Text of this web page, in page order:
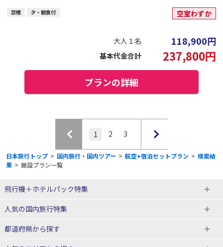
禁煙 夕・朝食付 空室わずか
大人１名 118,900円
基本代金合計 237,800円
プランの詳細
1 2 3
日本旅行トップ > 国内旅行・国内ツアー > 航空+宿泊セットプラン > 検索結
果 > 施設プラン一覧
飛行機＋ホテルパック特集
赤い風船ダイナミックパッケージ
ＪＡＬで行く飛行機+ホテルパック
人気の国内旅行特集
東京ディズニーリゾート®への旅
ユニバーサル・スタジオ・ジャパ
都道府県から探す